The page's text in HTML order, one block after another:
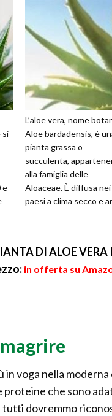
si
e
L’aloe vera, nome
Aloe bardadensis, è
pianta grassa o
succulenta,
alla famiglia delle
Aloaceae. È diffusa nei
paesi a clima secco e
DI ALOE VERA
in offerta su
in voga nella
proteine che sono
tutti dovremmo